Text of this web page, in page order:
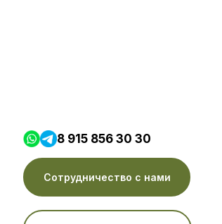
Сотрудничество с нами
8 915 856 30 30